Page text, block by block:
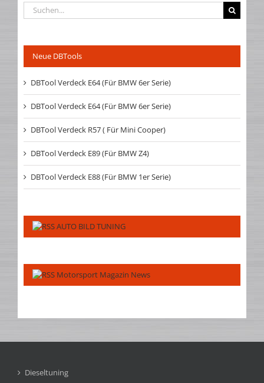
Suche
nach:
Neue DBTools
DBTool Verdeck E64 (Für BMW 6er Serie)
DBTool Verdeck E64 (Für BMW 6er Serie)
DBTool Verdeck R57 ( Für Mini Cooper)
DBTool Verdeck E89 (Für BMW Z4)
DBTool Verdeck E88 (Für BMW 1er Serie)
AUTO BILD TUNING
Motorsport Magazin News
Dieseltuning